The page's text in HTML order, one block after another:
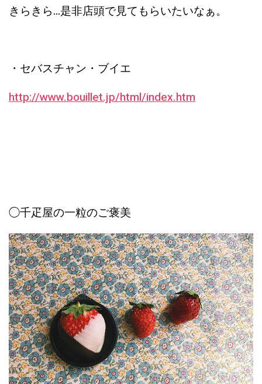
きらきら…是非店頭で見てもらいたいなぁ。
・セバスチャン・ブイエ
http://www.bouillet.jp/html/index.htm
◯千疋屋の一粒のご褒美